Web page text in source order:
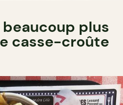
beaucoup plus
casse-croûte